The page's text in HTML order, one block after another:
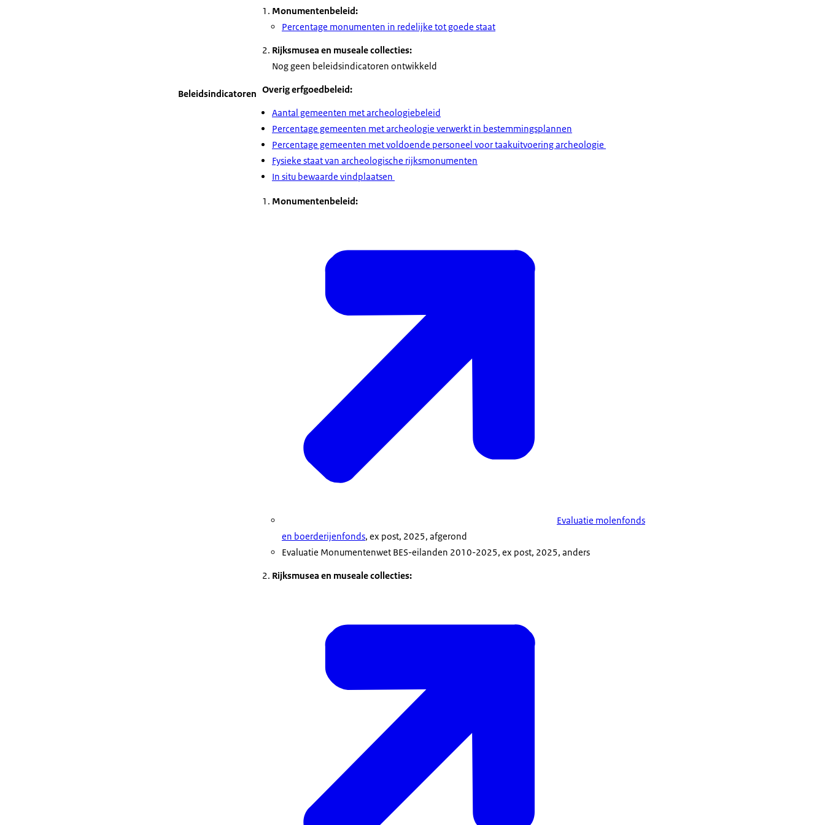
Beleidsindicatoren
Monumentenbeleid:
Percentage monumenten in redelijke tot goede staat
Rijksmusea en museale collecties:
Nog geen beleidsindicatoren ontwikkeld
Overig erfgoedbeleid:
Aantal gemeenten met archeologiebeleid
Percentage gemeenten met archeologie verwerkt in bestemmingsplannen
Percentage gemeenten met voldoende personeel voor taakuitvoering archeologie
Fysieke staat van archeologische rijksmonumenten
In situ bewaarde vindplaatsen
Monumentenbeleid:
Evaluatie molenfonds
en boerderijenfonds, ex post, 2025, afgerond
Evaluatie Monumentenwet BES-eilanden 2010-2025, ex post, 2025, anders
Rijksmusea en museale collecties: